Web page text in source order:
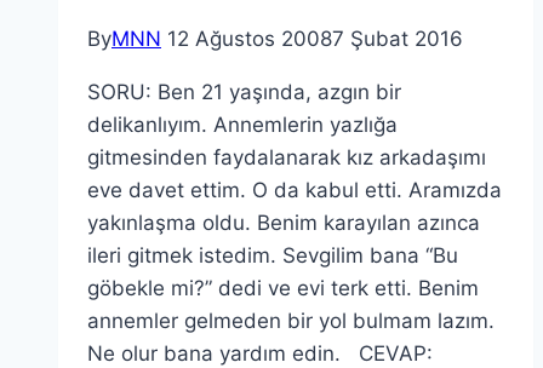
ByMNN 12 Ağustos 20087 Şubat 2016
SORU: Ben 21 yaşında, azgın bir
delikanlıyım. Annemlerin yazlığa
gitmesinden faydalanarak kız arkadaşımı
eve davet ettim. O da kabul etti. Aramızda
yakınlaşma oldu. Benim karayılan azınca
ileri gitmek istedim. Sevgilim bana “Bu
göbekle mi?” dedi ve evi terk etti. Benim
annemler gelmeden bir yol bulmam lazım.
Ne olur bana yardım edin. CEVAP: